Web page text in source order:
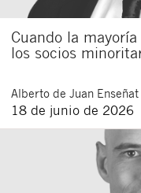
Cuando la
los socios
Alberto de Juan Enseñat
18 de junio de 2026